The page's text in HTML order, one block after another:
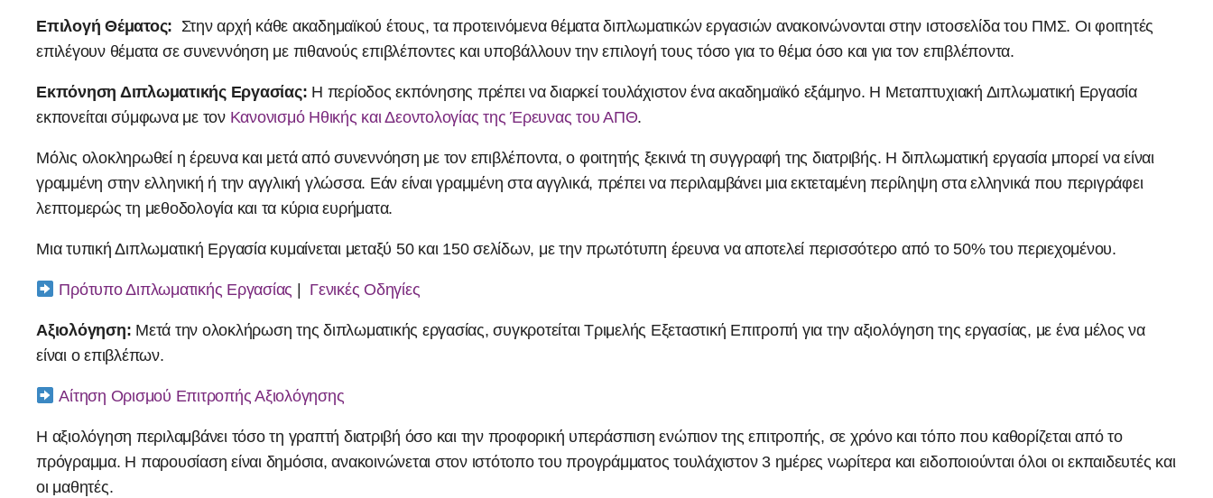
Επιλογή Θέματος: Στην αρχή κάθε ακαδημαϊκού έτους, τα προτεινόμενα θέματα διπλωματικών εργασιών ανακοινώνονται στην ιστοσελίδα του ΠΜΣ. Οι φοιτητές
επιλέγουν θέματα σε συνεννόηση με πιθανούς επιβλέποντες και υποβάλλουν την επιλογή τους τόσο για το θέμα όσο και για τον επιβλέποντα.
Εκπόνηση Διπλωματικής Εργασίας: Η περίοδος εκπόνησης πρέπει να διαρκεί τουλάχιστον ένα ακαδημαϊκό εξάμηνο. Η Μεταπτυχιακή Διπλωματική Εργασία
εκπονείται σύμφωνα με τον Κανονισμό Ηθικής και Δεοντολογίας της Έρευνας του ΑΠΘ.
Μόλις ολοκληρωθεί η έρευνα και μετά από συνεννόηση με τον επιβλέποντα, ο φοιτητής ξεκινά τη συγγραφή της διατριβής. Η διπλωματική εργασία μπορεί να είναι
γραμμένη στην ελληνική ή την αγγλική γλώσσα. Εάν είναι γραμμένη στα αγγλικά, πρέπει να περιλαμβάνει μια εκτεταμένη περίληψη στα ελληνικά που περιγράφει
λεπτομερώς τη μεθοδολογία και τα κύρια ευρήματα.
Μια τυπική Διπλωματική Εργασία κυμαίνεται μεταξύ 50 και 150 σελίδων, με την πρωτότυπη έρευνα να αποτελεί περισσότερο από το 50% του περιεχομένου.
Πρότυπο Διπλωματικής Εργασίας Γενικές Οδηγίες
Αξιολόγηση: Μετά την ολοκλήρωση της διπλωματικής εργασίας, συγκροτείται Τριμελής Εξεταστική Επιτροπή για την αξιολόγηση της εργασίας, με ένα μέλος να
είναι ο επιβλέπων.
Αίτηση Ορισμού Επιτροπής Αξιολόγησης
Η αξιολόγηση περιλαμβάνει τόσο τη γραπτή διατριβή όσο και την προφορική υπεράσπιση ενώπιον της επιτροπής, σε χρόνο και τόπο που καθορίζεται από το
πρόγραμμα. Η παρουσίαση είναι δημόσια, ανακοινώνεται στον ιστότοπο του προγράμματος τουλάχιστον 3 ημέρες νωρίτερα και ειδοποιούνται όλοι οι εκπαιδευτές και
οι μαθητές.